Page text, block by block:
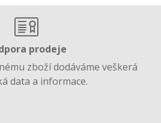
prodeje
zboží dodáváme veškerá
data a informace.